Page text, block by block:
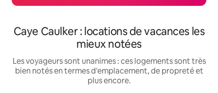
Caye Caulker : locations de vacances les
mieux notées
Les voyageurs sont unanimes : ces logements sont très
bien notés en termes d'emplacement, de propreté et
plus encore.